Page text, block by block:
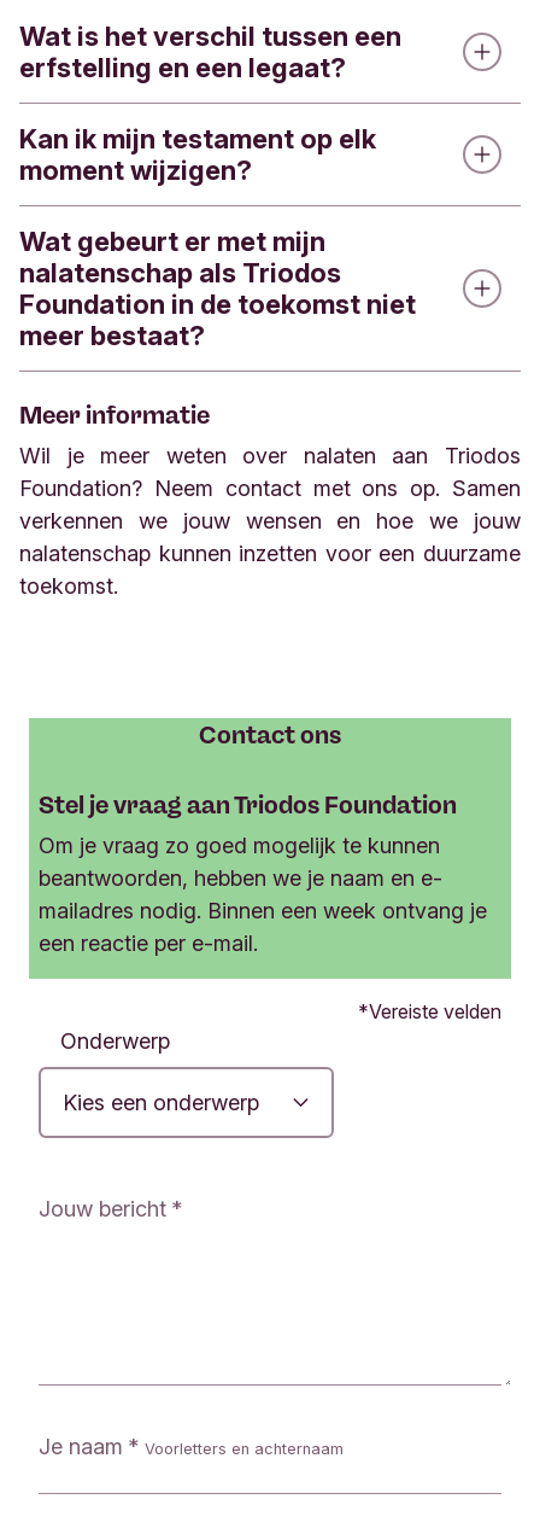
Website: www.triodosfoundation.nl
Wat is het verschil tussen een
erfstelling en een legaat?
Bij een erfstelling benoem je Triodos Foundation
als (mede-)erfgenaam. Bij een legaat laat je een
specifiek bedrag of percentage van je
nalatenschap na aan Triodos Foundation
Kan ik mijn testament op elk
moment wijzigen?
Ja. Je kunt je testament op ieder moment laten
aanpassen, ook als je Triodos Foundation al hebt
opgenomen.
Wat gebeurt er met mijn
nalatenschap als Triodos
Foundation in de toekomst niet
meer bestaat?
Dan worden je wensen omgezet naar een
aansluit bij de waarden en missie van Triodos
Foundation​​​​​​​
Meer informatie
Wil je meer weten over nalaten aan Triodos
Foundation? Neem contact met ons op. Samen
verkennen we jouw wensen en hoe we jouw
nalatenschap kunnen inzetten voor een duurzame
toekomst.
Contact ons
Stel je vraag aan Triodos Foundation
Om je vraag zo goed mogelijk te kunnen
beantwoorden, hebben we je naam en e-
mailadres nodig. Binnen een week ontvang je
een reactie per e-mail.
e
a
r
l
Vereiste velden
Onderwerp
Jouw bericht
Je naam Voorletters en achternaam